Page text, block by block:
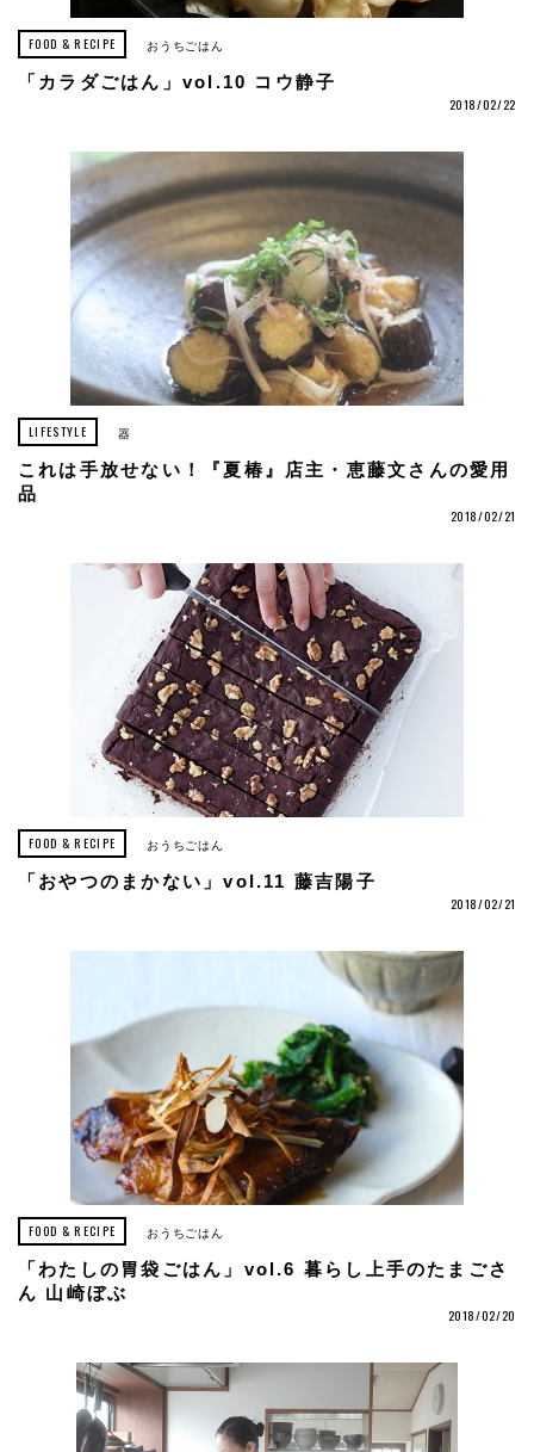
FOOD & RECIPE おうちごはん
「カラダごはん」vol.10 コウ静子
2018/02/22
LIFESTYLE 器
これは手放せない！『夏椿』店主・恵藤文さんの愛用
品
2018/02/21
FOOD & RECIPE おうちごはん
「おやつのまかない」vol.11 藤吉陽子
2018/02/21
FOOD & RECIPE おうちごはん
「わたしの胃袋ごはん」vol.6 暮らし上手のたまごさ
ん 山崎ぼぶ
2018/02/20